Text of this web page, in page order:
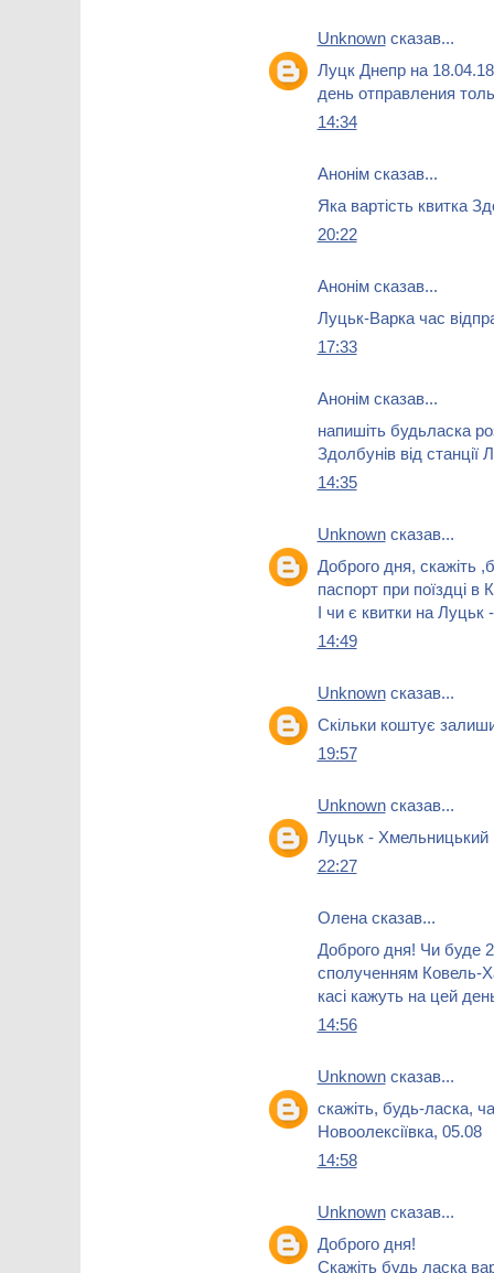
Unknownсказав...
Луцк Днепр на
день отправления
14:34
Анонім сказав...
Яка вартість квитка
20:22
Анонім сказав...
Луцьк-Варка час
17:33
Анонім сказав...
напишіть будьласка
Здолбунів від станції
14:35
Unknownсказав...
Доброго дня, скажіть
паспорт при поїздці в
І чи є квитки на Луцьк
14:49
Unknownсказав...
Скільки коштує
19:57
Unknownсказав...
Луцьк - Хмельницький
22:27
Олена сказав...
Доброго дня! Чи буде
сполученням Ковель-
касі кажуть на цей
14:56
Unknownсказав...
скажіть, будь-ласка,
Новоолексіївка, 05.08
14:58
Unknownсказав...
Доброго дня!
Скажіть будь ласка